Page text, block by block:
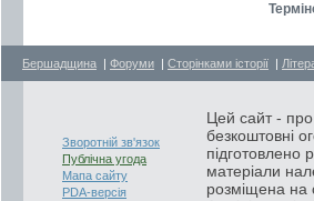
Бершадщина | Форуми | Сторінками історії |
Зворотній зв'язок
Публічна угода
Мапа сайту
PDA-версія
Цей сайт - про
безкоштовні
підготовлено
матеріали
розміщена на